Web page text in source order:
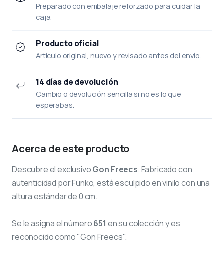
Preparado con embalaje reforzado para cuidar la
caja.
Producto oficial
Artículo original, nuevo y revisado antes del envío.
14 días de devolución
Cambio o devolución sencilla si no es lo que
esperabas.
Acerca de este producto
Descubre el exclusivoGon Freecs. Fabricado con
autenticidad por Funko, está esculpido en vinilo con una
altura estándar de 0 cm.
Se le asigna el número651 en su colección y es
reconocido como "Gon Freecs".